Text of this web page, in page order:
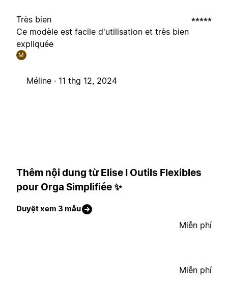
Très bien
Ce modèle est facile d'utilisation et très bien
expliquée
M
Méline · 11 thg 12, 2024
Thêm nội dung từ Elise I Outils Flexibles
pour Orga Simplifiée ✨
Duyệt xem 3 mẫu
Miễn phí
Miễn phí